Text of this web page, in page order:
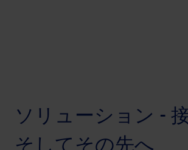
ソリューション - 接
そしてその先へ